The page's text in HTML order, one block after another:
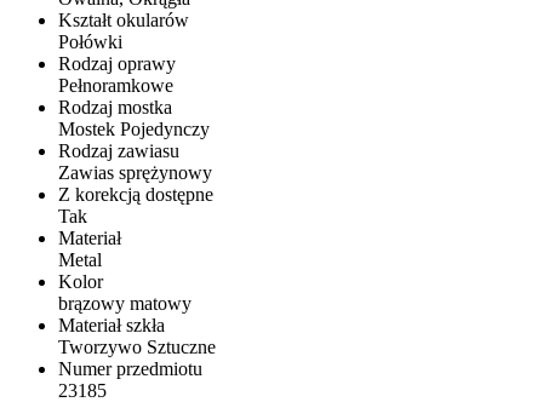
Kształt okularów
Połówki
Rodzaj oprawy
Pełnoramkowe
Rodzaj mostka
Mostek Pojedynczy
Rodzaj zawiasu
Zawias sprężynowy
Z korekcją dostępne
Tak
Materiał
Metal
Kolor
brązowy matowy
Materiał szkła
Tworzywo Sztuczne
Numer przedmiotu
23185